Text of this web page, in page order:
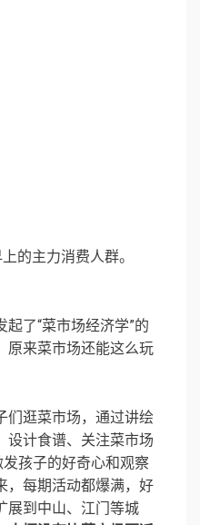
的主力消费人群。
了“菜市场经济学”的
原来菜市场还能这么玩
们逛菜市场，通过讲绘
设计食谱、关注菜市场
发孩子的好奇心和观察
，每期活动都爆满，好
展到中山、江门等城